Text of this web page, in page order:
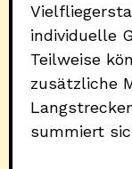
individuelle
Teilweise
zusätzliche
summiert